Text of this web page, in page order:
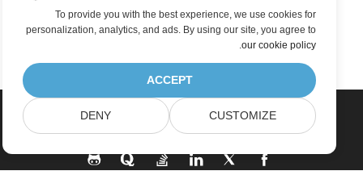
To provide you with the best experience, we use cookies for
personalization, analytics, and ads. By using our site, you agree to
our cookie policy
.
ACCEPT
CUSTOMIZE
DENY